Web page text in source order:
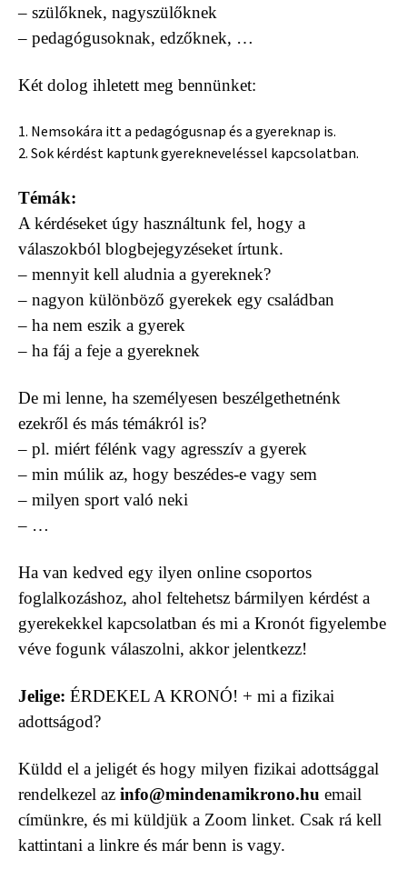
– szülőknek, nagyszülőknek
– pedagógusoknak, edzőknek, …
Két dolog ihletett meg bennünket:
1. Nemsokára itt a pedagógusnap és a gyereknap is.
2. Sok kérdést kaptunk gyerekneveléssel kapcsolatban.
Témák:
A kérdéseket úgy használtunk fel, hogy a
válaszokból blogbejegyzéseket írtunk.
– mennyit kell aludnia a gyereknek?
– nagyon különböző gyerekek egy családban
– ha nem eszik a gyerek
– ha fáj a feje a gyereknek
De mi lenne, ha személyesen beszélgethetnénk
ezekről és más témákról is?
– pl. miért félénk vagy agresszív a gyerek
– min múlik az, hogy beszédes-e vagy sem
– milyen sport való neki
– …
Ha van kedved egy ilyen online csoportos
foglalkozáshoz, ahol feltehetsz bármilyen kérdést a
gyerekekkel kapcsolatban és mi a Kronót figyelembe
véve fogunk válaszolni, akkor jelentkezz!
Jelige: ÉRDEKEL A KRONÓ! + mi a fizikai
adottságod?
Küldd el a jeligét és hogy milyen fizikai adottsággal
rendelkezel az info@mindenamikrono.hu email
címünkre, és mi küldjük a Zoom linket. Csak rá kell
kattintani a linkre és már benn is vagy.